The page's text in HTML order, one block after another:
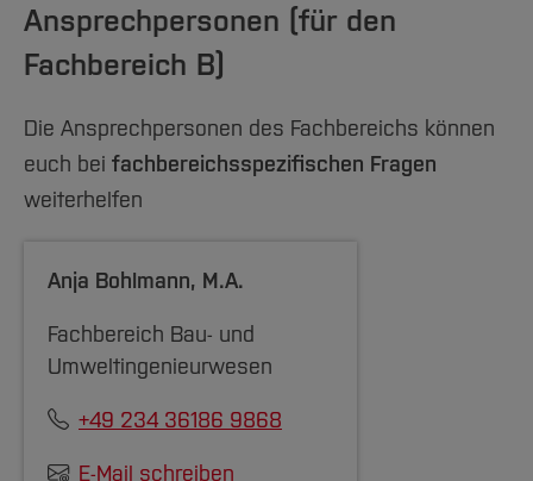
Ansprechpersonen (für den
Fachbereich B)
Die Ansprechpersonen des Fachbereichs können
euch bei fachbereichsspezifischen Fragen
weiterhelfen
Anja Bohlmann, M.A.
Fachbereich Bau- und
Umweltingenieurwesen
+49 234 36186 9868
E-Mail schreiben